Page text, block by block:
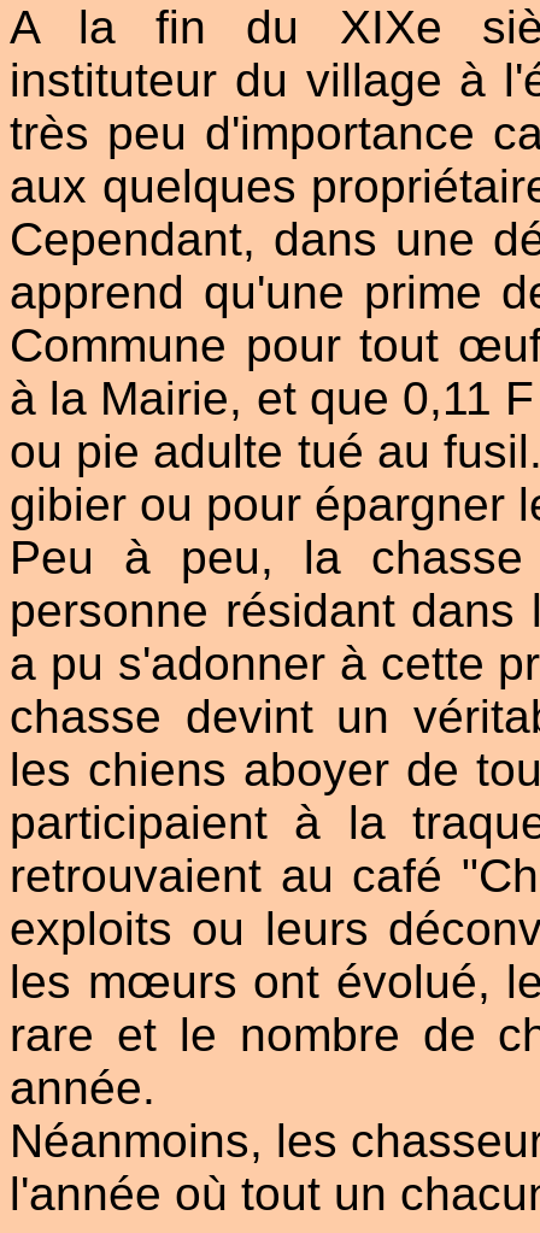
A la fin du XIXe
instituteur du village à
très peu d'importance
aux quelques
Cependant, dans une
apprend qu'une prime
Commune pour tout
à la Mairie, et que 0,11
ou pie adulte tué au
gibier ou pour épargner
Peu à peu, la chasse
personne résidant
a pu s'adonner à cette
chasse devint un
les chiens aboyer de
participaient à la
retrouvaient au café
exploits ou leurs
les mœurs ont évolué,
rare et le nombre de
année.
Néanmoins, les
l'année où tout un